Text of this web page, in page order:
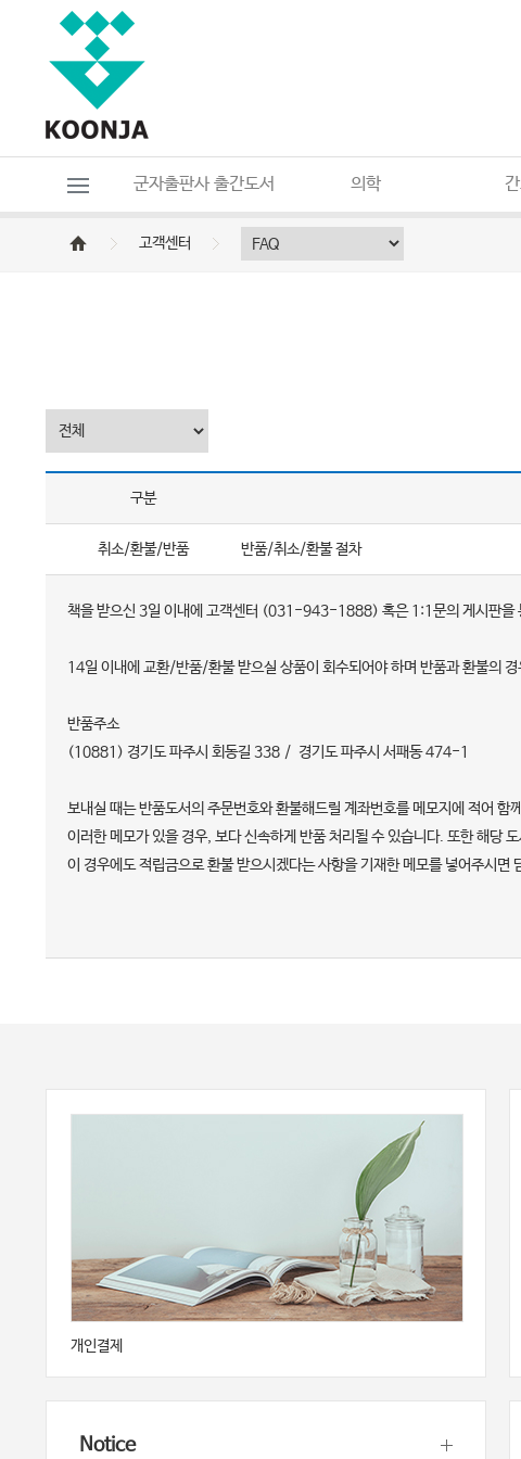
군자출판사 출간도서 의학
고객센터
구분
취소/환불/반품 반품/취소/환불 절차
책을 받으신 3일 이내에 고객센터 (031-943-1888) 혹은 1:1문의 게시판을
14일 이내에 교환/반품/환불 받으실 상품이 회수되어야 하며 반품과 환불의
반품주소
(10881) 경기도 파주시 회동길 338 / 경기도 파주시 서패동 474-1
보내실 때는 반품도서의 주문번호와 환불해드릴 계좌번호를 메모지에 적어 함
이러한 메모가 있을 경우, 보다 신속하게 반품 처리될 수 있습니다. 또한 해당
이 경우에도 적립금으로 환불 받으시겠다는 사항을 기재한 메모를 넣어주시
개인결제
Notice